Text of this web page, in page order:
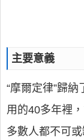
主要意義
“摩爾定律”歸
用的40多年裡
多數人都不可